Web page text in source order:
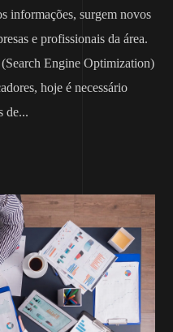
informações, surgem novos
e profissionais da área.
Engine Optimization)
hoje é necessário
de...